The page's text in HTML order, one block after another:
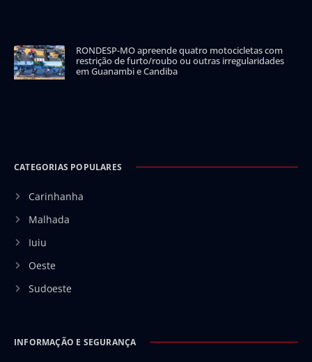
RONDESP-MO apreende quatro motocicletas com
restrição de furto/roubo ou outras irregularidades
em Guanambi e Candiba
CATEGORIAS POPULARES
Carinhanha
Malhada
Iuiu
Oeste
Sudoeste
INFORMAÇÃO E SEGURANÇA